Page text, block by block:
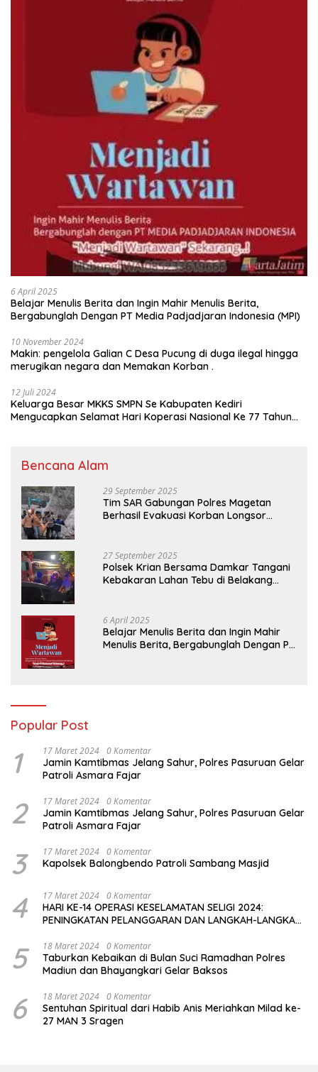
6 April 2025
Belajar Menulis Berita dan Ingin Mahir Menulis Berita,
Bergabunglah Dengan PT Media Padjadjaran Indonesia (MPI)
10 November 2024
Makin: pengelola Galian C Desa Pucung di duga ilegal hingga
merugikan negara dan Memakan Korban .
12 Juli 2024
Keluarga Besar MKKS SMPN Se Kabupaten Kediri
Mengucapkan Selamat Hari Koperasi Nasional Ke 77 Tahun
Bencana Alam
29 September 2025
Tim SAR Gabungan Polres Magetan
Berhasil Evakuasi Korban Longsor
27 September 2025
Polsek Krian Bersama Damkar Tangani
Kebakaran Lahan Tebu di Belakang
6 April 2025
Belajar Menulis Berita dan Ingin Mahir
Menulis Berita, Bergabunglah Dengan PT
Popular Post
1 17 Maret 2024 0 Komentar
Jamin Kamtibmas Jelang Sahur, Polres Pasuruan Gelar
Patroli Asmara Fajar
2 17 Maret 2024 0 Komentar
Jamin Kamtibmas Jelang Sahur, Polres Pasuruan Gelar
Patroli Asmara Fajar
3 17 Maret 2024 0 Komentar
Kapolsek Balongbendo Patroli Sambang Masjid
4 17 Maret 2024 0 Komentar
HARI KE-14 OPERASI KESELAMATAN SELIGI 2024:
PENINGKATAN PELANGGARAN DAN LANGKAH-LANGKAH
5 18 Maret 2024 0 Komentar
Taburkan Kebaikan di Bulan Suci Ramadhan Polres
Madiun dan Bhayangkari Gelar Baksos
6 18 Maret 2024 0 Komentar
Sentuhan Spiritual dari Habib Anis Meriahkan Milad ke-
27 MAN 3 Sragen